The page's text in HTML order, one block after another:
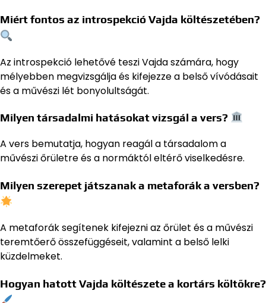
Miért fontos az introspekció Vajda költészetében?
Az introspekció lehetővé teszi Vajda számára, hogy
mélyebben megvizsgálja és kifejezze a belső vívódásait
és a művészi lét bonyolultságát.
Milyen társadalmi hatásokat vizsgál a vers?
A vers bemutatja, hogyan reagál a társadalom a
művészi őrületre és a normáktól eltérő viselkedésre.
Milyen szerepet játszanak a metaforák a versben?
A metaforák segítenek kifejezni az őrület és a művészi
teremtőerő összefüggéseit, valamint a belső lelki
küzdelmeket.
Hogyan hatott Vajda költészete a kortárs költőkre?